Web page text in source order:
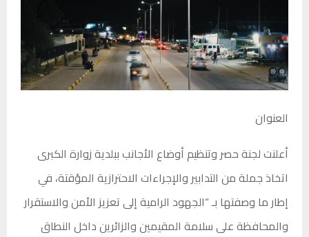
العنوان
أعلنت لجنة حصر وتنظيم أوضاع الأجانب ببلدية زوارة الكبرى
اتخاذ جملة من التدابير والإجراءات الاحترازية المؤقتة، في
إطار ما وصفتها بـ “الجهود الرامية إلى تعزيز الأمن والاستقرار
والمحافظة على سلامة المقيمين والزائرين داخل النطاق